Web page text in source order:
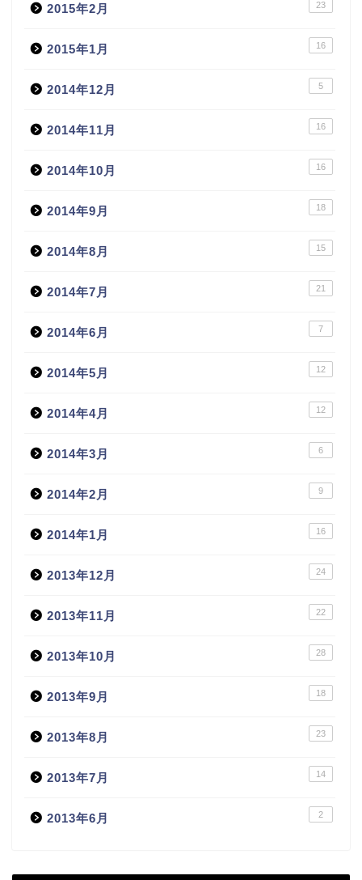
2015年2月 23
2015年1月 16
2014年12月 5
2014年11月 16
2014年10月 16
2014年9月 18
2014年8月 15
2014年7月 21
2014年6月 7
2014年5月 12
2014年4月 12
2014年3月 6
2014年2月 9
2014年1月 16
2013年12月 24
2013年11月 22
2013年10月 28
2013年9月 18
2013年8月 23
2013年7月 14
2013年6月 2